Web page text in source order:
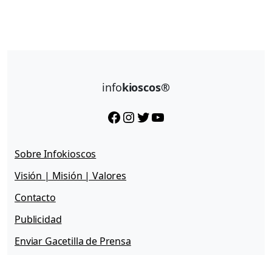
infokioscos®
Facebook InstagramTwitter YouTube
Sobre Infokioscos
Visión | Misión | Valores
Contacto
Publicidad
Enviar Gacetilla de Prensa